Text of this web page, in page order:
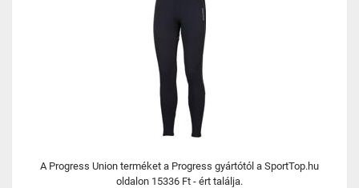
A Progress Union terméket a Progress gyártótól a SportTop.hu
oldalon 15336 Ft - ért találja.